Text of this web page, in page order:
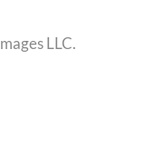
LLC.